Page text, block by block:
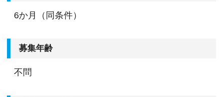
6か月（同条件）
募集年齢
不問